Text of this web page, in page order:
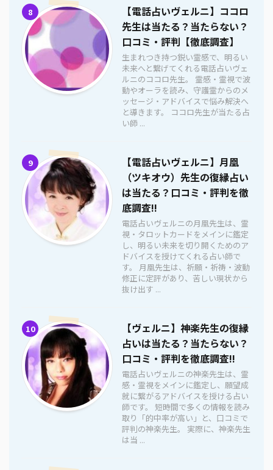
8
【電話占いヴェルニ】ココロ
先生は当たる？当たらない？
口コミ・評判【徹底調査】
生まれつき持つ鋭い霊感で、明るい
未来へと繋げてくれる電話占いヴェ
ルニのココロ先生。 霊感・霊視で波
動やオーラを読み、守護霊からのメ
ッセージ・アドバイスで悩み解決へ
と導きます。 ココロ先生が当たる占
い師 ...
9
【電話占いヴェルニ】月凰
（ツキオウ）先生の復縁占い
は当たる？口コミ・評判を徹
底調査!!
電話占いヴェルニの月凰先生は、霊
視・タロットカードをメインに鑑定
し、明るい未来を切り開くためのア
ドバイスを授けてくれる占い師で
す。 月凰先生は、祈願・祈祷・波動
修正に定評があり、苦しい現状から
抜け出す ...
10
【ヴェルニ】神楽先生の復縁
占いは当たる？当たらない？
口コミ・評判を徹底調査!!
電話占いヴェルニの神楽先生は、霊
感・霊視をメインに鑑定し、願望成
就に繋がるアドバイスを授ける占い
師です。 短時間で多くの情報を読み
取り「的中率が高い」と、口コミで
評判の神楽先生。 実際に、神楽先生
は当 ...